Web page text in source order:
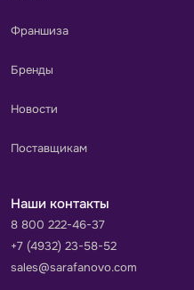
Франшиза
Бренды
Новости
Поставщикам
Наши контакты
8 800 222-46-37
+7 (4932) 23-58-52
sales@sarafanovo.com